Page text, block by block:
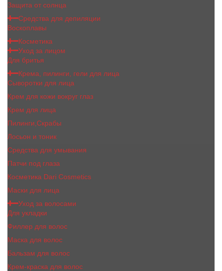
Защита от солнца
Средства для депиляции
Воскоплавы
Косметика
Уход за лицом
Для бритья
Крема, пилинги, гели для лица
Сыворотки для лица
Крем для кожи вокруг глаз
Крем для лица
Пилинги,Скрабы
Лосьон и тоник
Средства для умывания
Патчи под глаза
Косметика Dari Cosmetics
Маски для лица
Уход за волосами
Для укладки
Филлер для волос
Маска для волос
Бальзам для волос
Крем-краска для волос